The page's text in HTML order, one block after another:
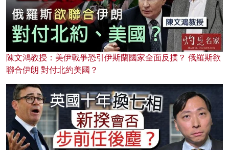
陳文鴻教授：美伊戰爭恐引伊斯蘭國家全面反撲？ 俄羅斯欲
聯合伊朗 對付北約美國？